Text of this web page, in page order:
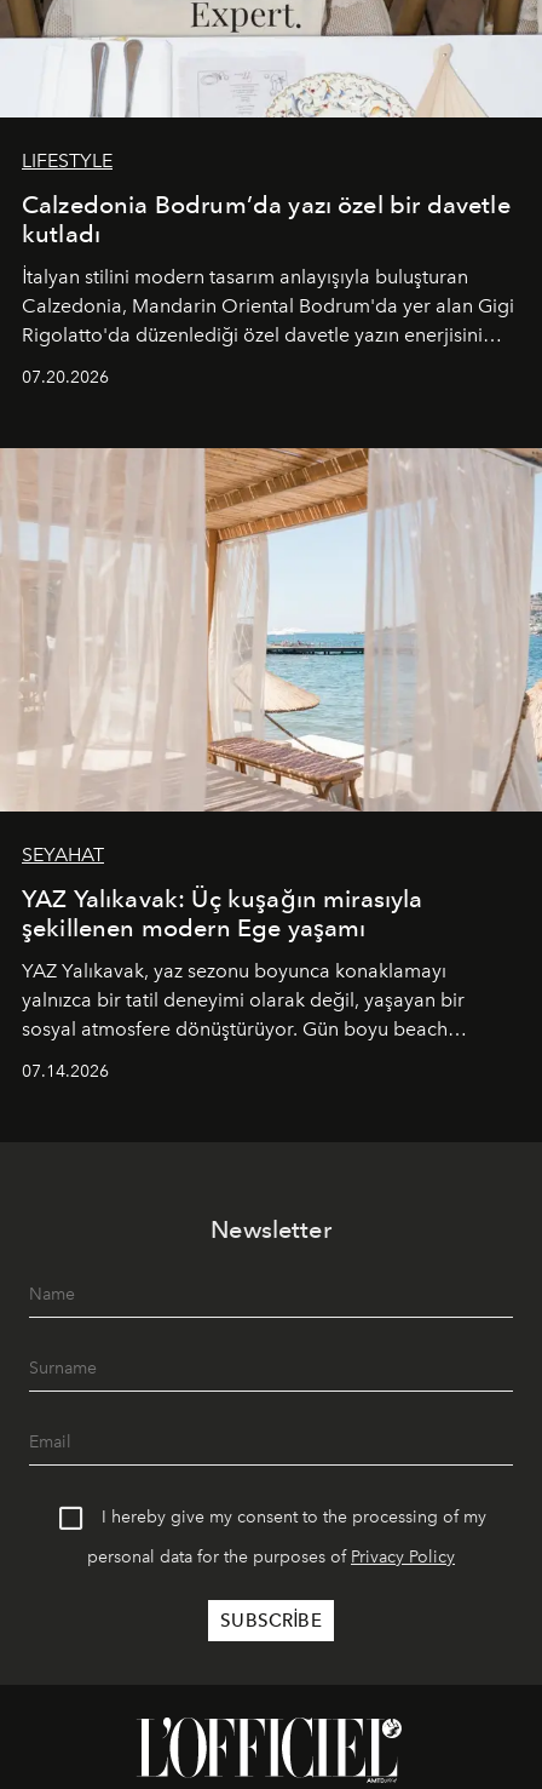
LIFESTYLE
Calzedonia Bodrum’da yazı özel bir davetle
kutladı
İtalyan stilini modern tasarım anlayışıyla buluşturan
Calzedonia, Mandarin Oriental Bodrum'da yer alan Gigi
Rigolatto'da düzenlediği özel davetle yazın enerjisini
07.20.2026
SEYAHAT
YAZ Yalıkavak: Üç kuşağın mirasıyla
şekillenen modern Ege yaşamı
YAZ Yalıkavak, yaz sezonu boyunca konaklamayı
yalnızca bir tatil deneyimi olarak değil, yaşayan bir
sosyal atmosfere dönüştürüyor. Gün boyu beach
geceye taşıyarak her hafta farklı bir deneyim sunuyor.
07.14.2026
Newsletter
I hereby give my consent to the processing of my
personal data for the purposes of Privacy Policy